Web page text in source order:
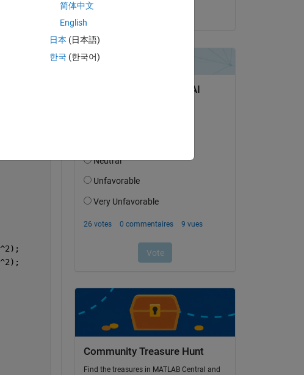
le 4 Juin 2022
Community Treasure Hunt
Find the treasures in MATLAB Central and
简体中文
English
日本 (日本語)
한국 (한국어)